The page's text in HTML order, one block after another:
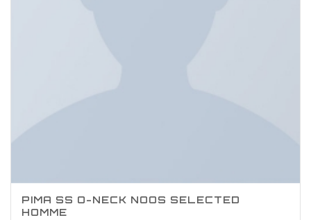
PIMA SS O-NECK NOOS SELECTED
HOMME